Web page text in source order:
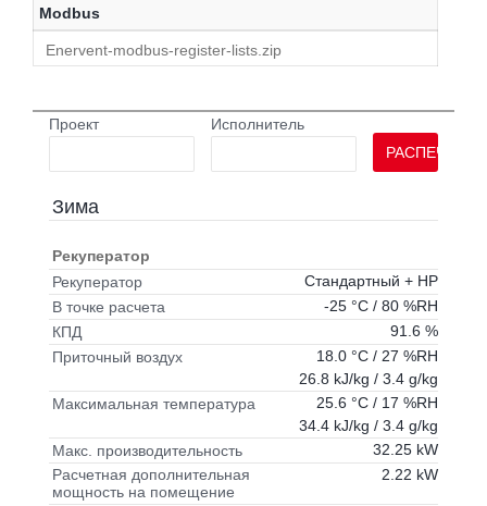
Modbus
Enervent-modbus-register-lists.zip
Проект
Исполнитель
Зима
Рекуператор
Рекуператор
Стандартный + HP
В точке расчета
-25 °C / 80 %RH
КПД
91.6 %
Приточный воздух
18.0 °C / 27 %RH
26.8 kJ/kg / 3.4 g/kg
Максимальная температура
25.6 °C / 17 %RH
34.4 kJ/kg / 3.4 g/kg
Макс. производительность
32.25 kW
Расчетная дополнительная
мощность на помещение
2.22 kW